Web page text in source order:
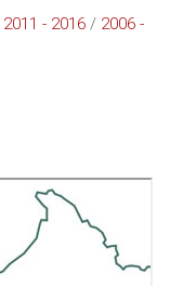
2011 - 2016/ 2006 -